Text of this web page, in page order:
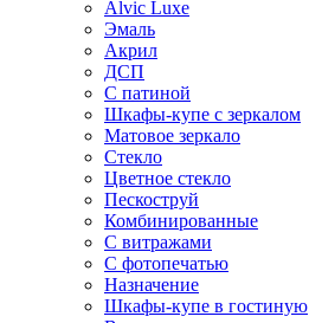
Alvic Luxe
Эмаль
Акрил
ДСП
С патиной
Шкафы-купе с зеркалом
Матовое зеркало
Стекло
Цветное стекло
Пескоструй
Комбинированные
С витражами
С фотопечатью
Назначение
Шкафы-купе в гостиную